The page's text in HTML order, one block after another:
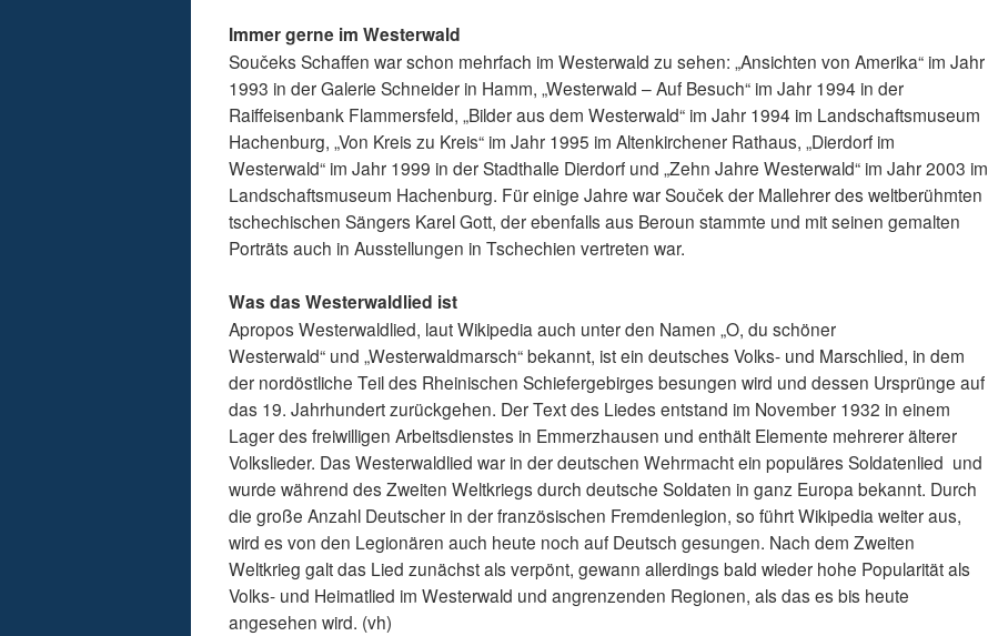
Immer gerne im Westerwald
Součeks Schaffen war schon mehrfach im Westerwald zu sehen: „Ansichten von Amerika“ im Jahr
1993 in der Galerie Schneider in Hamm, „Westerwald – Auf Besuch“ im Jahr 1994 in der
Raiffeisenbank Flammersfeld, „Bilder aus dem Westerwald“ im Jahr 1994 im Landschaftsmuseum
Hachenburg, „Von Kreis zu Kreis“ im Jahr 1995 im Altenkirchener Rathaus, „Dierdorf im
Westerwald“ im Jahr 1999 in der Stadthalle Dierdorf und „Zehn Jahre Westerwald“ im Jahr 2003 im
Landschaftsmuseum Hachenburg. Für einige Jahre war Souček der Mallehrer des weltberühmten
tschechischen Sängers Karel Gott, der ebenfalls aus Beroun stammte und mit seinen gemalten
Porträts auch in Ausstellungen in Tschechien vertreten war.
Was das Westerwaldlied ist
Apropos Westerwaldlied, laut Wikipedia auch unter den Namen „O, du schöner
Westerwald“ und „Westerwaldmarsch“ bekannt, ist ein deutsches Volks- und Marschlied, in dem
der nordöstliche Teil des Rheinischen Schiefergebirges besungen wird und dessen Ursprünge auf
das 19. Jahrhundert zurückgehen. Der Text des Liedes entstand im November 1932 in einem
Lager des freiwilligen Arbeitsdienstes in Emmerzhausen und enthält Elemente mehrerer älterer
Volkslieder. Das Westerwaldlied war in der deutschen Wehrmacht ein populäres Soldatenlied und
wurde während des Zweiten Weltkriegs durch deutsche Soldaten in ganz Europa bekannt. Durch
die große Anzahl Deutscher in der französischen Fremdenlegion, so führt Wikipedia weiter aus,
wird es von den Legionären auch heute noch auf Deutsch gesungen. Nach dem Zweiten
Weltkrieg galt das Lied zunächst als verpönt, gewann allerdings bald wieder hohe Popularität als
Volks- und Heimatlied im Westerwald und angrenzenden Regionen, als das es bis heute
angesehen wird. (vh)